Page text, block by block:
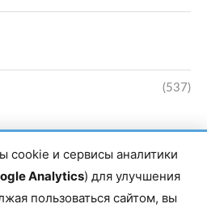
(537)
Магомаев Тимур Нухович. Контакты
cookie и сервисы аналитики
Analytics) для улучшения
пользоваться сайтом, вы